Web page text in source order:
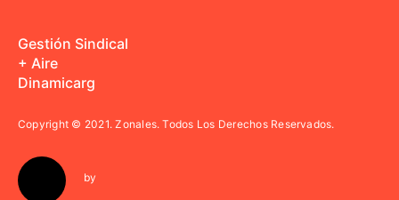
Gestión Sindical
+ Aire
Dinamicarg
Copyright © 2021.Zonales. Todos Los Derechos Reservados.
by